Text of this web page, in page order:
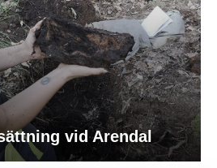
vid Arendal